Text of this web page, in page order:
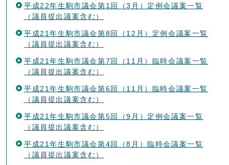
平成22年生駒市議会第1回（3月）定例会議案一覧
（議員提出議案含む）
平成21年生駒市議会第8回（12月）定例会議案一覧
（議員提出議案含む）
平成21年生駒市議会第7回（11月）臨時会議案一覧
（議員提出議案含む）
平成21年生駒市議会第6回（11月）臨時会議案一覧
（議員提出議案含む）
平成21年生駒市議会第5回（9月）定例会議案一覧
（議員提出議案含む）
平成21年生駒市議会第4回（8月）臨時会議案一覧
（議員提出議案含む）